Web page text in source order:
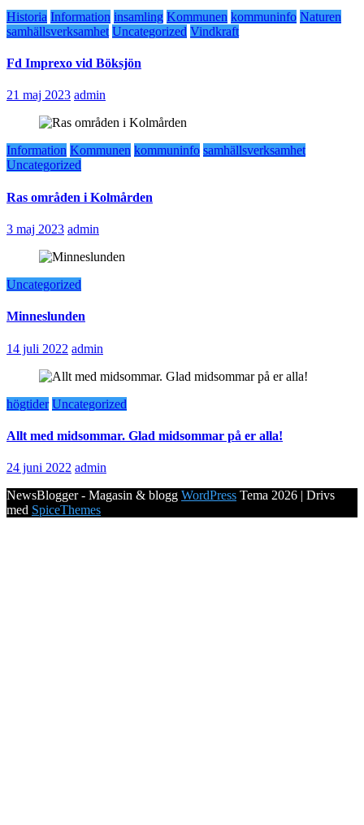
Historia Information insamling Kommunen kommuninfo Naturen
samhällsverksamhet Uncategorized Vindkraft
Fd Imprexo vid Böksjön
21 maj 2023 admin
Information Kommunen kommuninfo samhällsverksamhet
Uncategorized
Ras områden i Kolmården
3 maj 2023 admin
Uncategorized
Minneslunden
14 juli 2022 admin
högtider Uncategorized
Allt med midsommar. Glad midsommar på er alla!
24 juni 2022 admin
NewsBlogger - Magasin & blogg WordPress Tema 2026 | Drivs
med SpiceThemes